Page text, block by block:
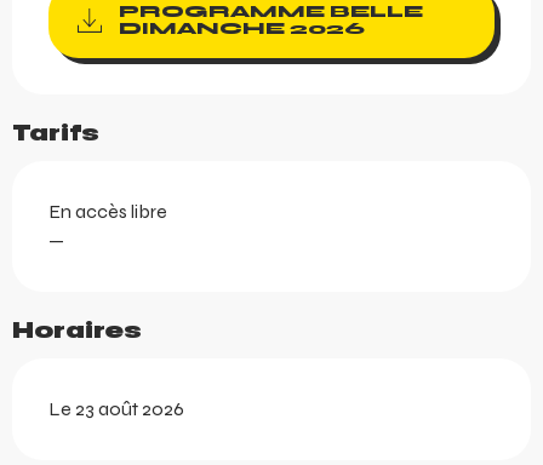
PROGRAMME BELLE
DIMANCHE 2026
Tarifs
En accès libre
—
Horaires
Le 23 août 2026